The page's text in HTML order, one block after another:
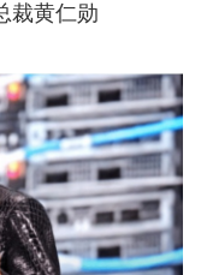
裁黄仁勋